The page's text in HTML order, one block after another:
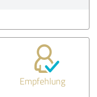
Empfehlung